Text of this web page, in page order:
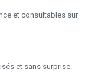
et consultables sur
et sans surprise.